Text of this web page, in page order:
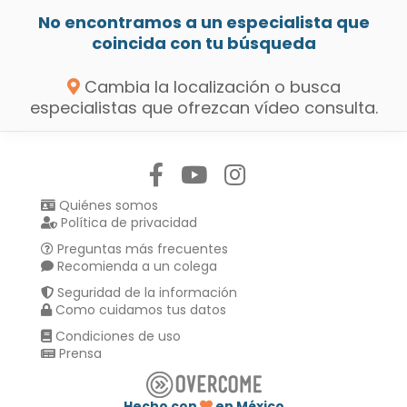
No encontramos a un especialista que
coincida con tu búsqueda
Cambia la localización o busca
especialistas que ofrezcan vídeo consulta.
Quiénes somos
Política de privacidad
Preguntas más frecuentes
Recomienda a un colega
Seguridad de la información
Como cuidamos tus datos
Condiciones de uso
Prensa